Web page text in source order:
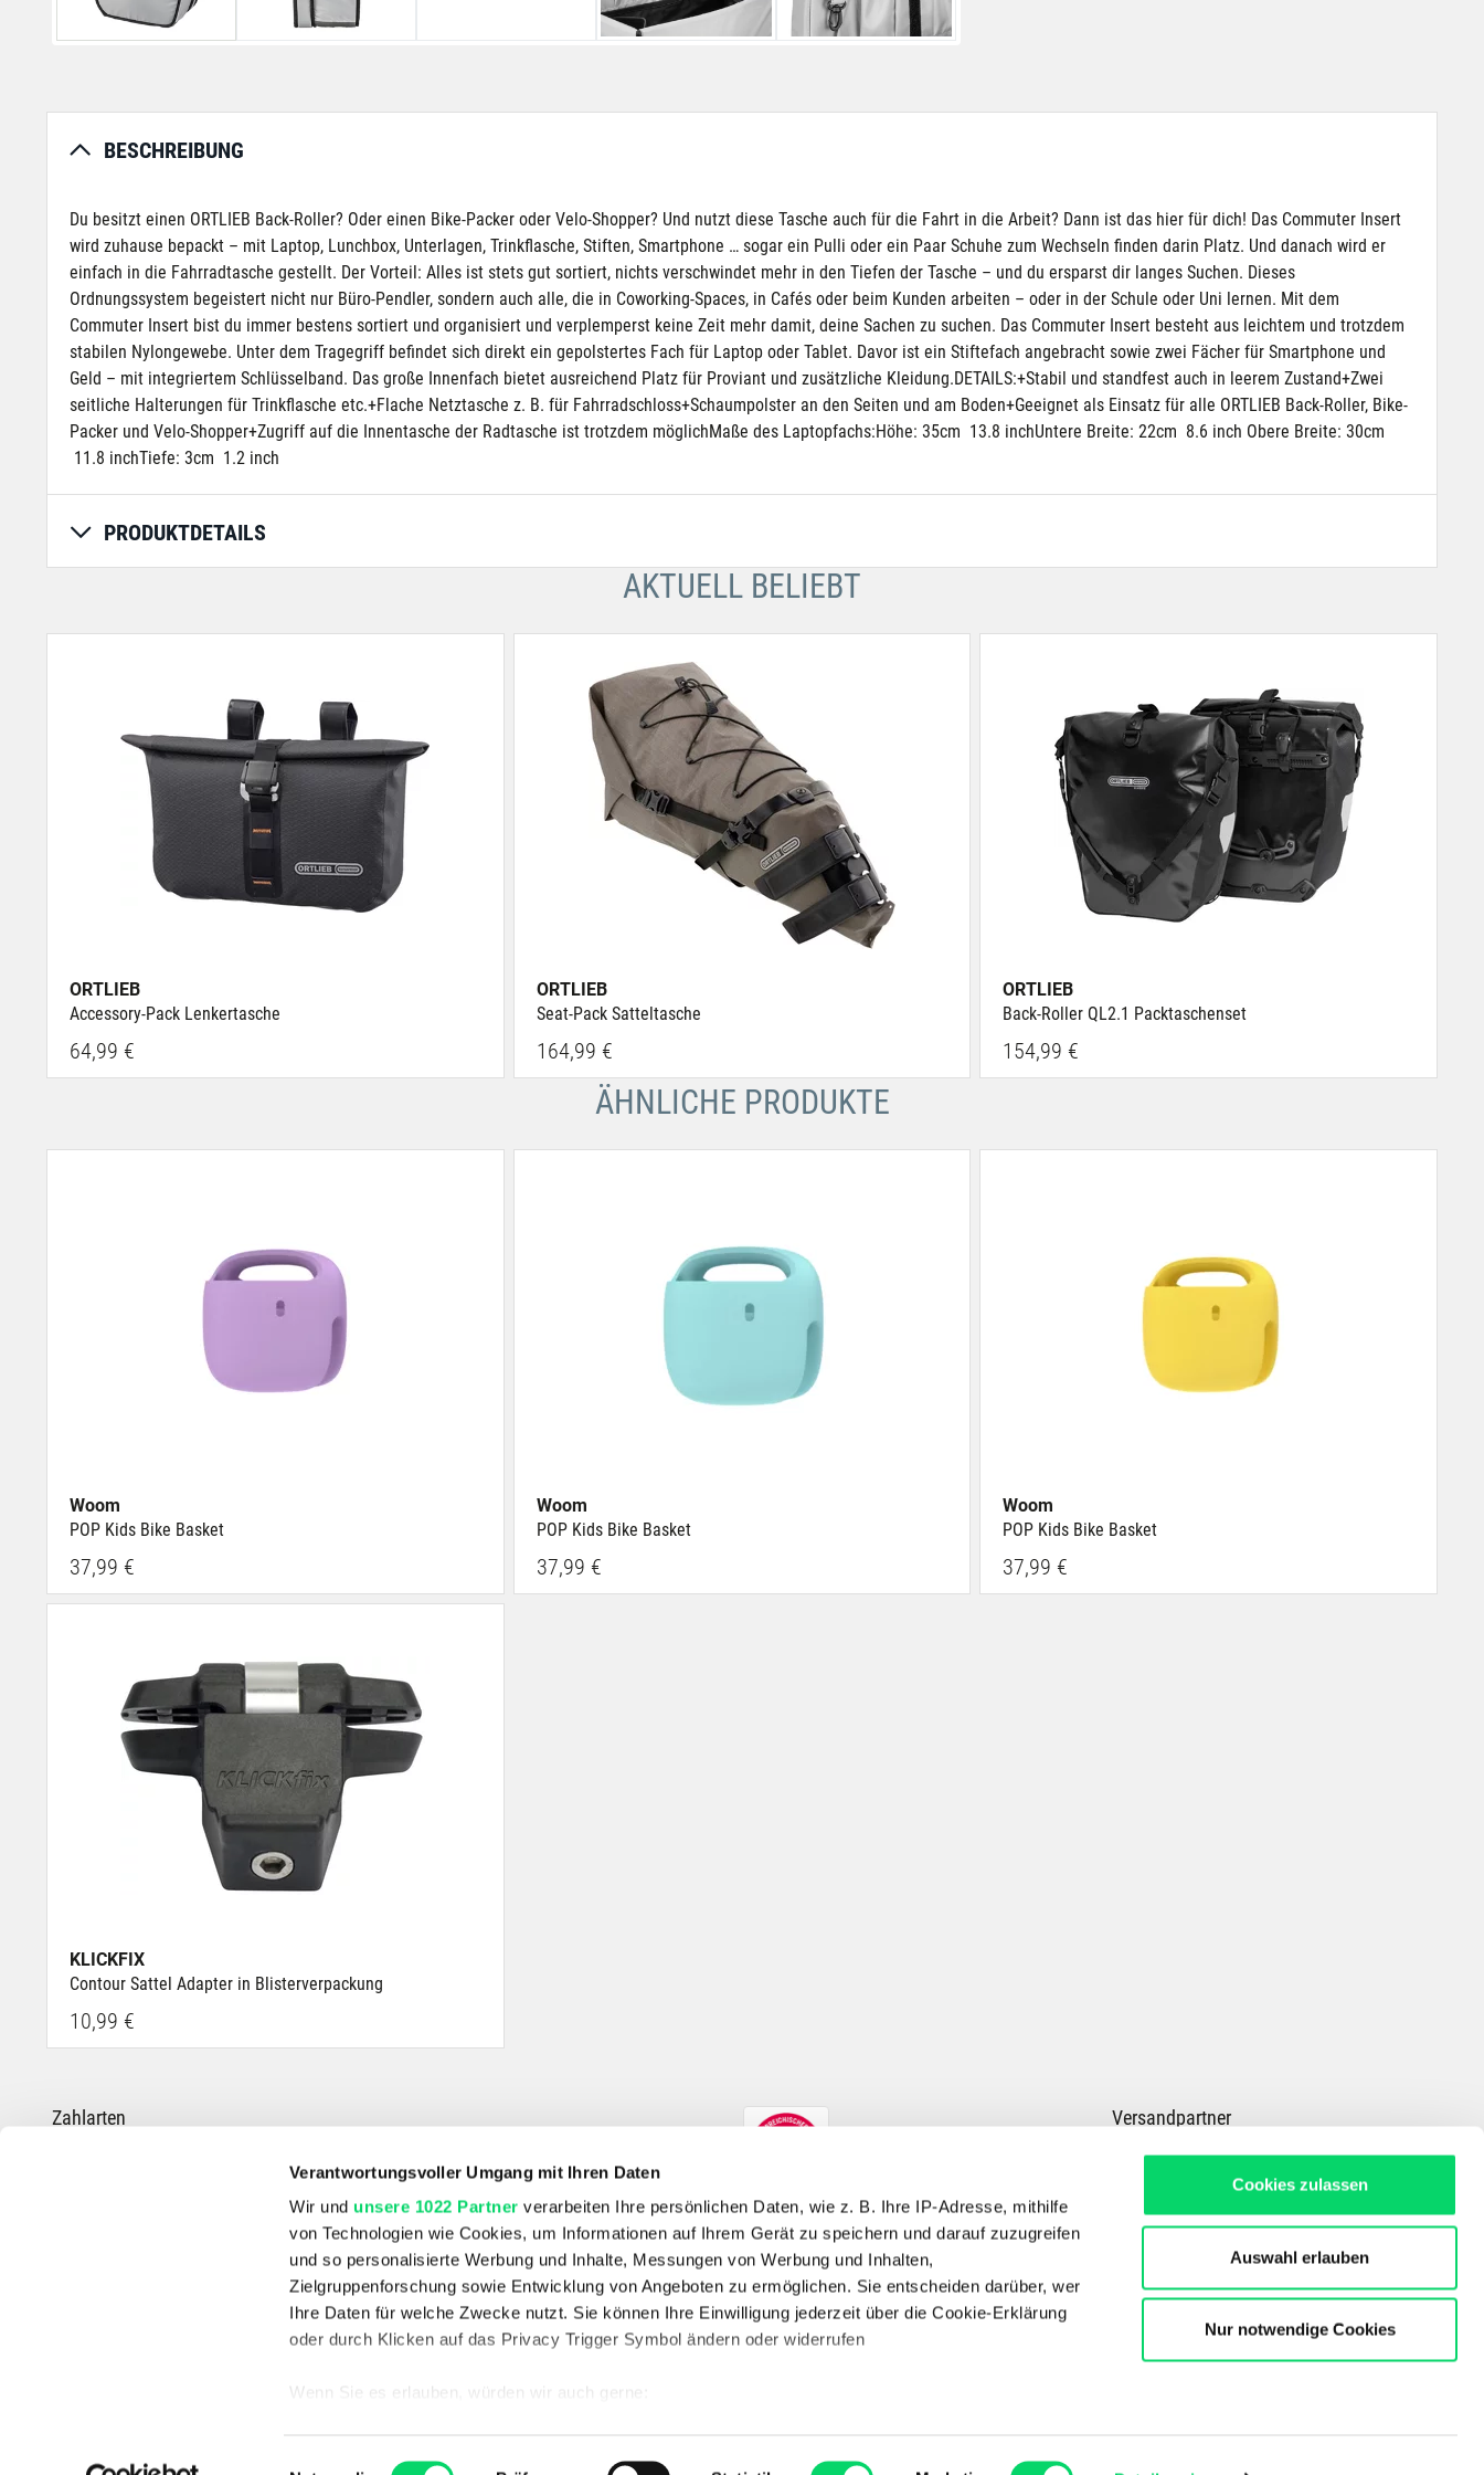
Verantwortungsvoller Umgang mit Ihren Daten
Wir und unsere 1022 Partner verarbeiten Ihre persönlichen Daten, wie z. B. Ihre IP-Adresse, mithilfe
von Technologien wie Cookies, um Informationen auf Ihrem Gerät zu speichern und darauf zuzugreifen
und so personalisierte Werbung und Inhalte, Messungen von Werbung und Inhalten,
Zielgruppenforschung sowie Entwicklung von Angeboten zu ermöglichen. Sie entscheiden darüber, wer
Ihre Daten für welche Zwecke nutzt. Sie können Ihre Einwilligung jederzeit über die Cookie-Erklärung
oder durch Klicken auf das Privacy Trigger Symbol ändern oder widerrufen
Wenn Sie es erlauben, würden wir auch gerne:
Einwilligungsauswahl
Cookies zulassen
Auswahl erlauben
Nur notwendige Cookies
BESCHREIBUNG
Du besitzt einen ORTLIEB Back-Roller? Oder einen Bike-Packer oder Velo-Shopper? Und nutzt diese Tasche auch für die Fahrt in die Arbeit? Dann ist das hier für dich! Das Commuter Insert
wird zuhause bepackt – mit Laptop, Lunchbox, Unterlagen, Trinkflasche, Stiften, Smartphone … sogar ein Pulli oder ein Paar Schuhe zum Wechseln finden darin Platz. Und danach wird er
einfach in die Fahrradtasche gestellt. Der Vorteil: Alles ist stets gut sortiert, nichts verschwindet mehr in den Tiefen der Tasche – und du ersparst dir langes Suchen. Dieses
Ordnungssystem begeistert nicht nur Büro-Pendler, sondern auch alle, die in Coworking-Spaces, in Cafés oder beim Kunden arbeiten – oder in der Schule oder Uni lernen. Mit dem
Commuter Insert bist du immer bestens sortiert und organisiert und verplemperst keine Zeit mehr damit, deine Sachen zu suchen. Das Commuter Insert besteht aus leichtem und trotzdem
stabilen Nylongewebe. Unter dem Tragegriff befindet sich direkt ein gepolstertes Fach für Laptop oder Tablet. Davor ist ein Stiftefach angebracht sowie zwei Fächer für Smartphone und
Geld – mit integriertem Schlüsselband. Das große Innenfach bietet ausreichend Platz für Proviant und zusätzliche Kleidung.DETAILS:+Stabil und standfest auch in leerem Zustand+Zwei
seitliche Halterungen für Trinkflasche etc.+Flache Netztasche z. B. für Fahrradschloss+Schaumpolster an den Seiten und am Boden+Geeignet als Einsatz für alle ORTLIEB Back-Roller, Bike-
Packer und Velo-Shopper+Zugriff auf die Innentasche der Radtasche ist trotzdem möglichMaße des Laptopfachs:Höhe: 35cm 13.8 inchUntere Breite: 22cm 8.6 inch Obere Breite: 30cm
11.8 inchTiefe: 3cm 1.2 inch
PRODUKTDETAILS
AKTUELL BELIEBT
ORTLIEB
Accessory-Pack Lenkertasche
64,99 €
ORTLIEB
Seat-Pack Satteltasche
164,99 €
ORTLIEB
Back-Roller QL2.1 Packtaschenset
154,99 €
ÄHNLICHE PRODUKTE
Woom
POP Kids Bike Basket
37,99 €
Woom
POP Kids Bike Basket
37,99 €
Woom
POP Kids Bike Basket
37,99 €
KLICKFIX
Contour Sattel Adapter in Blisterverpackung
10,99 €
Zahlarten Versandpartner
*Die durchgestrichenen Preise entsprechen dem UVP des Herstellers.
SHOP
E-Bikes Fahrrad Outdoor Skitouren Wandern
Unternehmen
Datenschutz AGB Impressum